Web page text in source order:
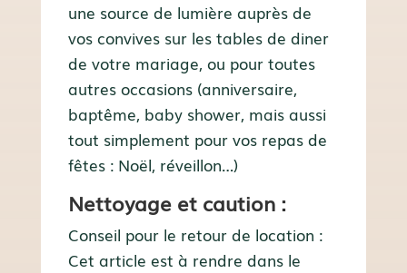
une source de lumière auprès de
vos convives sur les tables de diner
de votre mariage, ou pour toutes
autres occasions (anniversaire,
baptême, baby shower, mais aussi
tout simplement pour vos repas de
fêtes : Noël, réveillon…)
Nettoyage et caution :
Conseil pour le retour de location :
Cet article est à rendre dans le